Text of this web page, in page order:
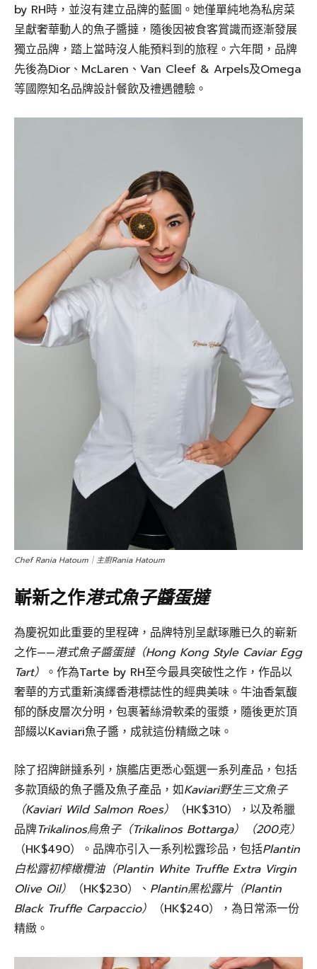
by RH時，並沒有建立品牌的藍圖。她僅單純地為私房菜
呈獻奢華動人的魚子醬撻，隨後因被食客賞識而逐漸發展
獨立品牌，踏上當時沒人能預料到的旅程。六年間，品牌
先後為Dior、McLaren、Van Cleef & Arpels及Omega
等國際知名品牌設計餐飲及禮遇體驗。
Chef Rania Hatoum｜主廚Rania Hatoum
嶄新之作港式魚子醬蛋撻
為慶祝如此重要的里程碑，品牌特別呈獻琢雕已久的嶄新
之作——港式魚子醬蛋撻（Hong Kong Style Caviar Egg
Tart） 。作為Tarte by RH至今最具突破性之作，作品以
奢華的方式重新演繹香港標誌性的經典美味。牛油香氣馥
郁的酥皮層次分明，包裹著絲滑軟柔的蛋漿，隨後更於頂
部綴以Kaviari魚子醬，成就這份精緻之味。
除了招牌餅撻系列，旗艦店更悉心甄選一系列產品，包括
多款頂級的魚子醬及魚子產品，如Kaviari野生三文魚子
（Kaviari Wild Salmon Roes）
（HK$310），以及希臘
品牌Trikalinos烏魚子（Trikalinos Bottarga）（200克）
（HK$490）。品牌亦引入一系列松露珍品，包括Plantin
白松露初榨橄欖油（Plantin White Truffle Extra Virgin
Olive Oil）
（HK$230）、 Plantin黑松露片（Plantin
Black Truffle Carpaccio）
（HK$240），為日常添一份
精緻。